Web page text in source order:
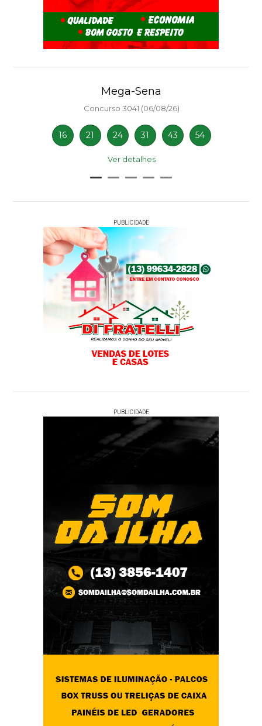
Mega-Sena
Concurso 3041 (06/08/26)
16 21 24 31 43 54
Ver detalhes
PUBLICIDADE
PUBLICIDADE